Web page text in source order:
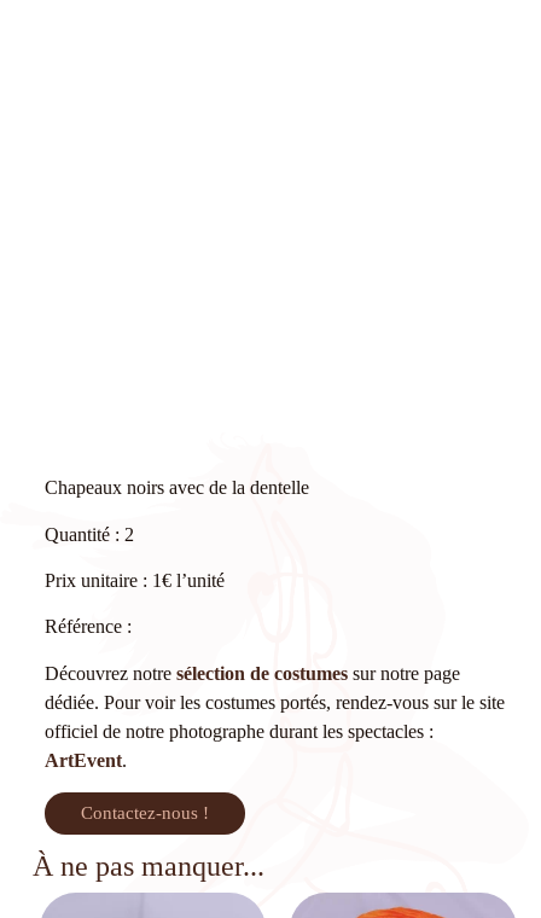
Chapeaux noirs avec de la dentelle
Quantité : 2
Prix unitaire : 1€ l’unité
Référence :
Découvrez notre sélection de costumessur notre page
dédiée. Pour voir les costumes portés, rendez-vous sur le site
officiel de notre photographe durant les spectacles :
ArtEvent.
Contactez-nous !
À ne pas manquer...